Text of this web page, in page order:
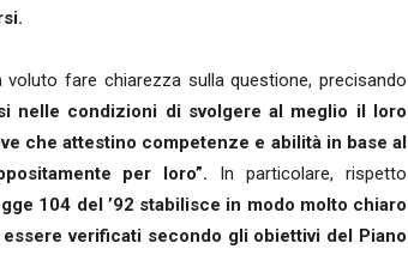
fare chiarezza sulla questione, precisando
nelle condizioni di svolgere al meglio il loro
che attestino competenze e abilità in base al
per loro”.
In particolare, rispetto
104 del ’92 stabilisce in modo molto chiaro
verificati secondo gli obiettivi del Piano